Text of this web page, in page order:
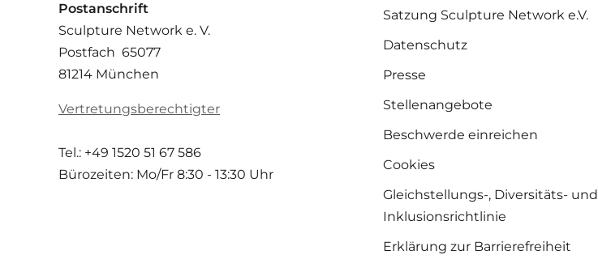
Postanschrift
Sculpture Network e. V.
Postfach 65077
81214 München
Vertretungsberechtigter
Tel.: +49 1520 51 67 586
Bürozeiten: Mo/Fr 8:30 - 13:30 Uhr
Satzung Sculpture Network e.V.
Datenschutz
Presse
Stellenangebote
Beschwerde einreichen
Cookies
Gleichstellungs-, Diversitäts- und
Inklusionsrichtlinie
Erklärung zur Barrierefreiheit